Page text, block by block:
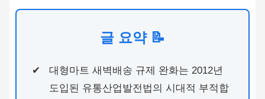
글 요약 📝
대형마트 새벽배송 규제 완화는 2012년
도입된 유통산업발전법의 시대적 부적합